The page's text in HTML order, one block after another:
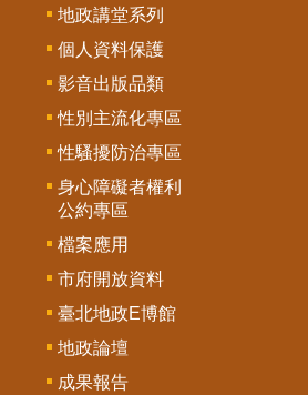
地政講堂系列
個人資料保護
影音出版品類
性別主流化專區
性騷擾防治專區
身心障礙者權利
公約專區
檔案應用
市府開放資料
臺北地政E博館
地政論壇
成果報告